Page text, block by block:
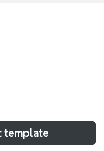
analiza los
multimedia
template